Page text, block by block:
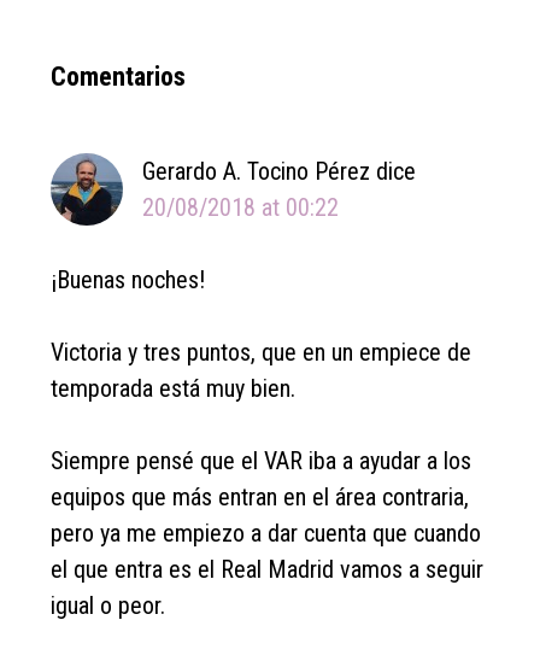
Reader
Comentarios
Gerardo A. Tocino Pérez dice
20/08/2018 at 00:22
¡Buenas noches!
Victoria y tres puntos, que en un empiece de
temporada está muy bien.
Siempre pensé que el VAR iba a ayudar a los
equipos que más entran en el área contraria,
pero ya me empiezo a dar cuenta que cuando
el que entra es el Real Madrid vamos a seguir
igual o peor.